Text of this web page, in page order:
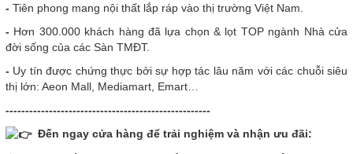
- Tiên phong mang nội thất lắp ráp vào thị trường Việt Nam.
- Hơn 300.000 khách hàng đã lựa chọn & lọt TOP ngành Nhà cửa
đời sống của các Sàn TMĐT.
- Uy tín được chứng thực bởi sự hợp tác lâu năm với các chuỗi siêu
thị lớn: Aeon Mall, Mediamart, Emart…
----------------------------------------------------
Đến ngay cửa hàng để trải nghiệm và nhận ưu đãi: